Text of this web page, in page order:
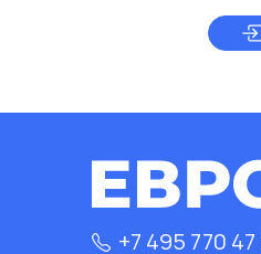
+7 495 770 47